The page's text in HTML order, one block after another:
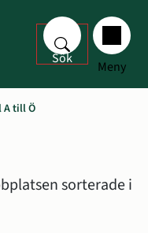
Sök Meny
A till Ö
sorterade i